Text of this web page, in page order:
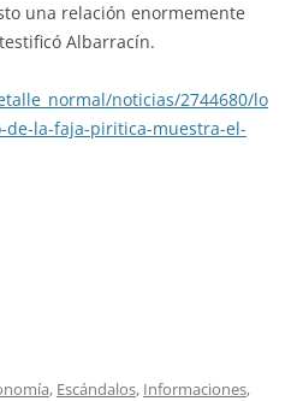
una relación enormemente
Albarracín.
noticias/2744680/lo
la-faja-piritica-muestra-el-
, Escándalos, Informaciones,